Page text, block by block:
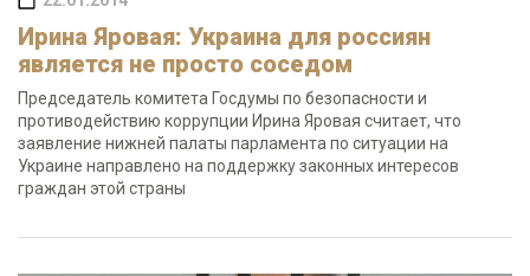
Ирина Яровая: Украина для россиян
является не просто соседом
Председатель комитета Госдумы по безопасности и
противодействию коррупции Ирина Яровая считает, что
заявление нижней палаты парламента по ситуации на
Украине направлено на поддержку законных интересов
граждан этой страны